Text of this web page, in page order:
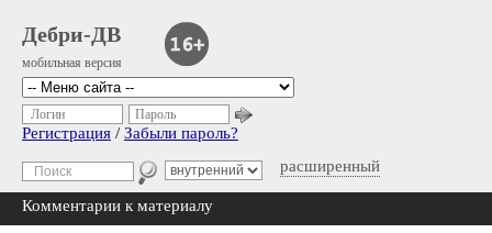
Дебри-ДВ
мобильная версия
расширенный
Логин Пароль
Регистрация / Забыли пароль?
Комментарии к материалу